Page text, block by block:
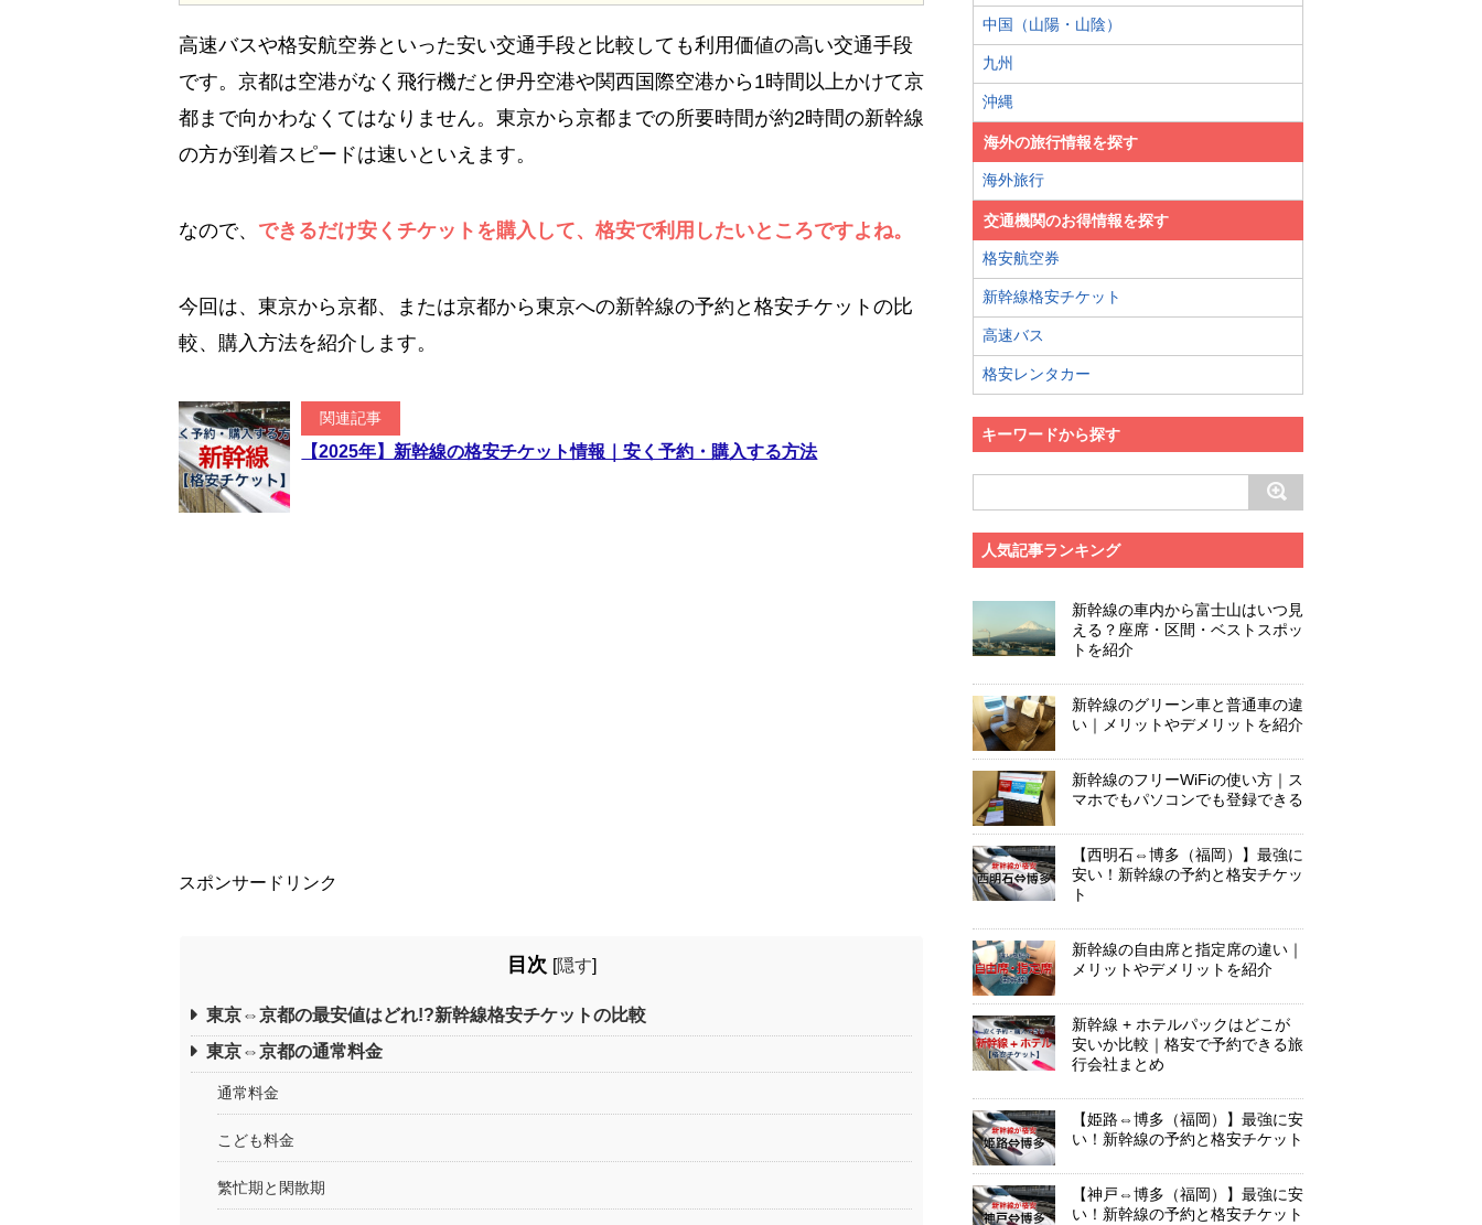
高速バスや格安航空券といった安い交通手段と比較しても利用価値の高い交通手段
です。京都は空港がなく飛行機だと伊丹空港や関西国際空港から1時間以上かけて京
都まで向かわなくてはなりません。東京から京都までの所要時間が約2時間の新幹線
の方が到着スピードは速いといえます。
なので、 できるだけ安くチケットを購入して、格安で利用したいところですよね。
今回は、東京から京都、または京都から東京への新幹線の予約と格安チケットの比
較、購入方法を紹介します。
関連記事
【2025年】新幹線の格安チケット情報｜安く予約・購入する方法
スポンサードリンク
目次 [隠す]
東京⇔京都の最安値はどれ!?新幹線格安チケットの比較
東京⇔京都の通常料金
通常料金
こども料金
繁忙期と閑散期
中国（山陽・山陰）
九州
沖縄
海外の旅行情報を探す
海外旅行
交通機関のお得情報を探す
格安航空券
新幹線格安チケット
高速バス
格安レンタカー
キーワードから探す
人気記事ランキング
新幹線の車内から富士山はいつ見
える？座席・区間・ベストスポッ
トを紹介
新幹線のグリーン車と普通車の違
い｜メリットやデメリットを紹介
新幹線のフリーWiFiの使い方｜ス
マホでもパソコンでも登録できる
【西明石⇔博多（福岡）】最強に
安い！新幹線の予約と格安チケッ
ト
新幹線の自由席と指定席の違い｜
メリットやデメリットを紹介
新幹線 + ホテルパックはどこが
安いか比較｜格安で予約できる旅
行会社まとめ
【姫路⇔博多（福岡）】最強に安
い！新幹線の予約と格安チケット
【神戸⇔博多（福岡）】最強に安
い！新幹線の予約と格安チケット